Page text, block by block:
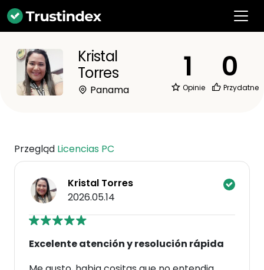
Kristal
Torres
Panama
1
Opinie
0
Przydatne
Przegląd Licencias PC
Kristal Torres
2026.05.14
Excelente atención y resolución rápida